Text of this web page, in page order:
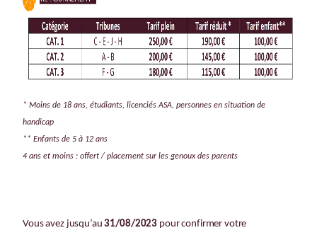
* Moins de 18 ans, étudiants, licenciés ASA, personnes en situation de
handicap
** Enfants de 5 à 12 ans
4 ans et moins : offert / placement sur les genoux des parents
Vous avez jusqu’au31/08/2023 pour confirmer votre